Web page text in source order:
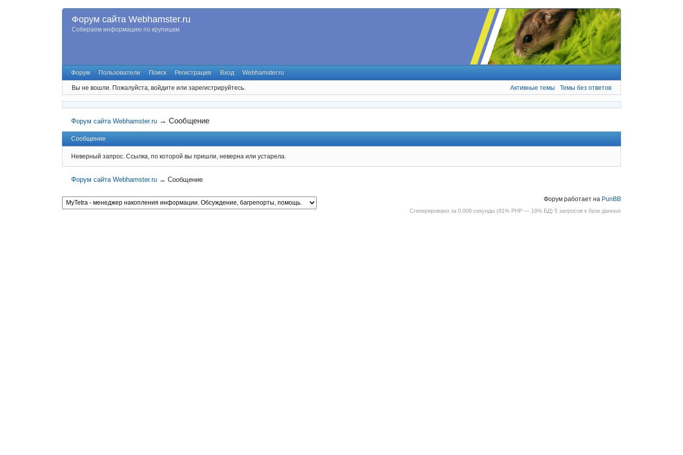
Форум сайта Webhamster.ru
Собираем информацию по крупицам
Форум Пользователи Поиск Регистрация Вход Webhamster.ru
Вы не вошли. Пожалуйста, войдите или зарегистрируйтесь. Активные темы Темы без ответов
Форум сайта Webhamster.ru →Сообщение
Сообщение
Неверный запрос. Ссылка, по которой вы пришли, неверна или устарела.
Форум сайта Webhamster.ru →Сообщение
Форум работает на PunBB
Сгенерировано за 0.009 секунды (81% PHP — 19% БД) 5 запросов к базе данных